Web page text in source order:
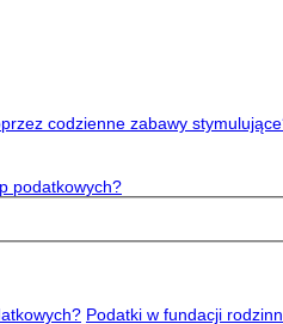
codzienne zabawy
podatkowych?
Podatki w fundacji